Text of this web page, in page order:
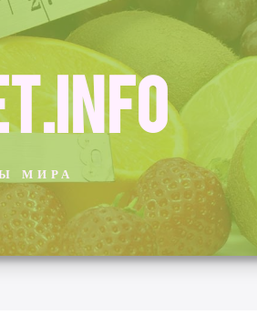
МИРА